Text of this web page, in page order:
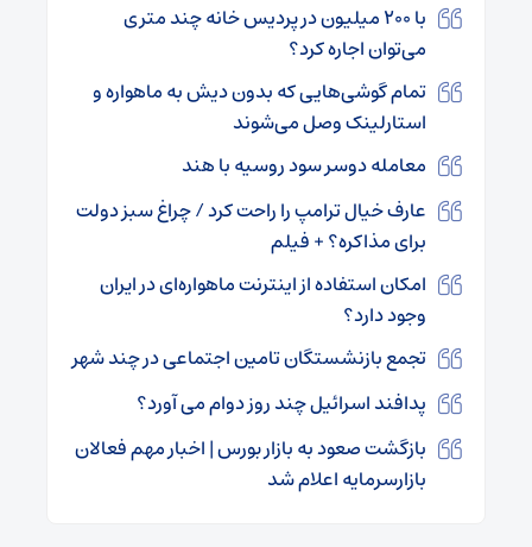
با ۲۰۰ میلیون در پردیس خانه چند متری
می‌توان اجاره کرد؟
تمام گوشی‌هایی که بدون دیش به ماهواره و
استارلینک وصل می‌شوند
معامله دوسر سود روسیه با هند
عارف خیال ترامپ را راحت کرد / چراغ سبز دولت
برای مذاکره؟ + فیلم
امکان استفاده از اینترنت ماهواره‌ای در ایران
وجود دارد؟
تجمع بازنشستگان تامین اجتماعی در چند شهر
پدافند اسرائیل چند روز دوام می آورد؟
بازگشت صعود به بازار بورس | اخبار مهم فعالان
بازارسرمایه اعلام شد